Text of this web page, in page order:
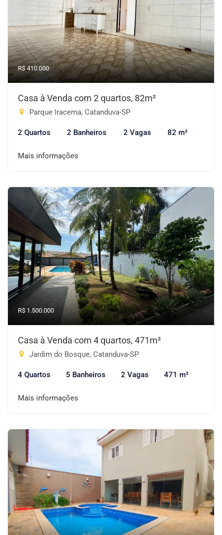
R$ 410.000
Casa à Venda com 2 quartos, 82m²
Parque Iracema, Catanduva-SP
2 Quartos 2 Banheiros 2 Vagas 82 m²
Mais informações
R$ 1.500.000
Casa à Venda com 4 quartos, 471m²
Jardim do Bosque, Catanduva-SP
4 Quartos 5 Banheiros 2 Vagas 471 m²
Mais informações